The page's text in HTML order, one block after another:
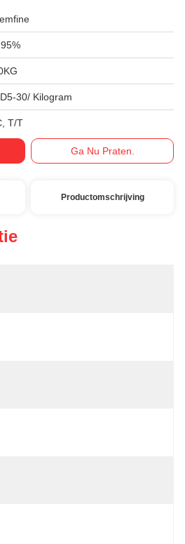
30/ Kilogram
T/T
Ga Nu Praten.
Productomschrijving